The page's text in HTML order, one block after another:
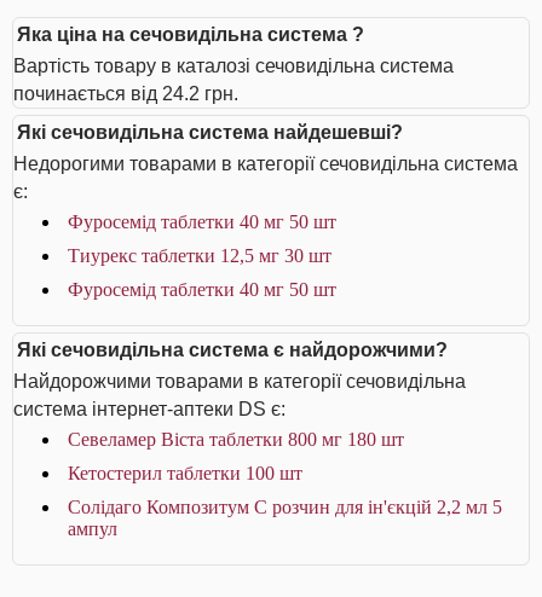
Яка ціна на сечовидільна система ?
Вартість товару в каталозі сечовидільна система
починається від 24.2 грн.
Які сечовидільна система найдешевші?
Недорогими товарами в категорії сечовидільна система
є:
Фуросемід таблетки 40 мг 50 шт
Тиурекс таблетки 12,5 мг 30 шт
Фуросемід таблетки 40 мг 50 шт
Які сечовидільна система є найдорожчими?
Найдорожчими товарами в категорії сечовидільна
система інтернет-аптеки DS є:
Севеламер Віста таблетки 800 мг 180 шт
Кетостерил таблетки 100 шт
Солідаго Композитум С розчин для ін'єкцій 2,2 мл 5
ампул